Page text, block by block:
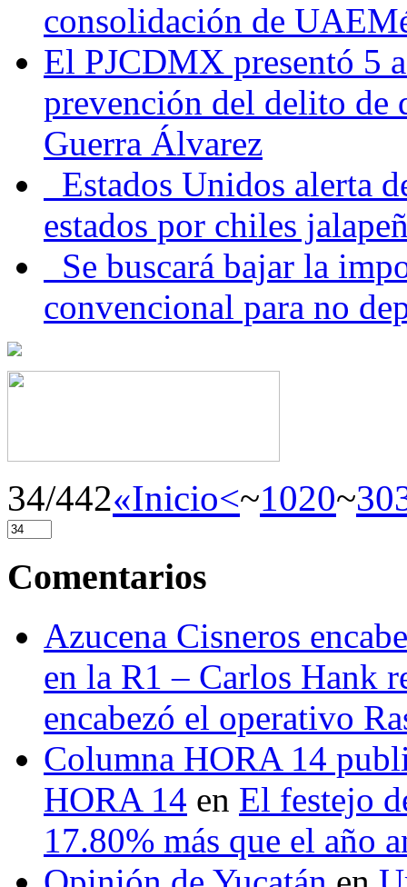
consolidación de
El PJCDMX presentó 5
prevención del delito de
Guerra Álvarez
Estados Unidos alerta
estados por chiles
Se buscará bajar la
convencional para no
34/442«Inicio<~1020~30
Comentarios
Azucena Cisneros
en la R1 – Carlos Hank
encabezó el operativo
Columna HORA 14
HORA 14 en El festejo
17.80% más que el año